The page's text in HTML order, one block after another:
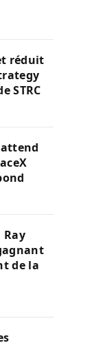
réduit
STRC
Ray
de la